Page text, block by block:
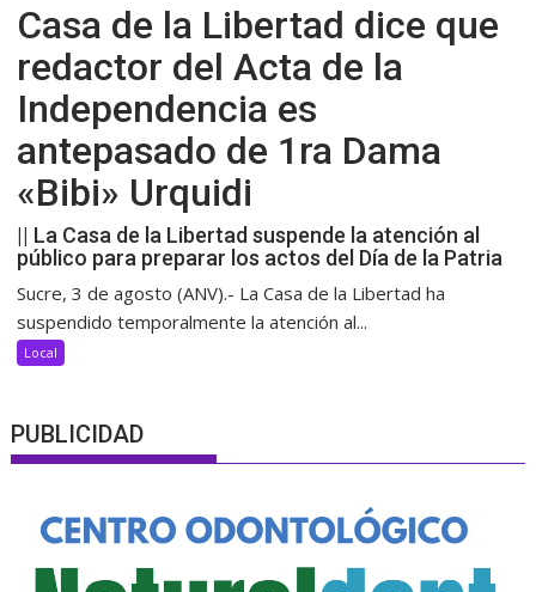
Casa de la Libertad dice que
redactor del Acta de la
Independencia es
antepasado de 1ra Dama
«Bibi» Urquidi
|| La Casa de la Libertad suspende la atención al
público para preparar los actos del Día de la Patria
Sucre, 3 de agosto (ANV).- La Casa de la Libertad ha
suspendido temporalmente la atención al...
Local
PUBLICIDAD